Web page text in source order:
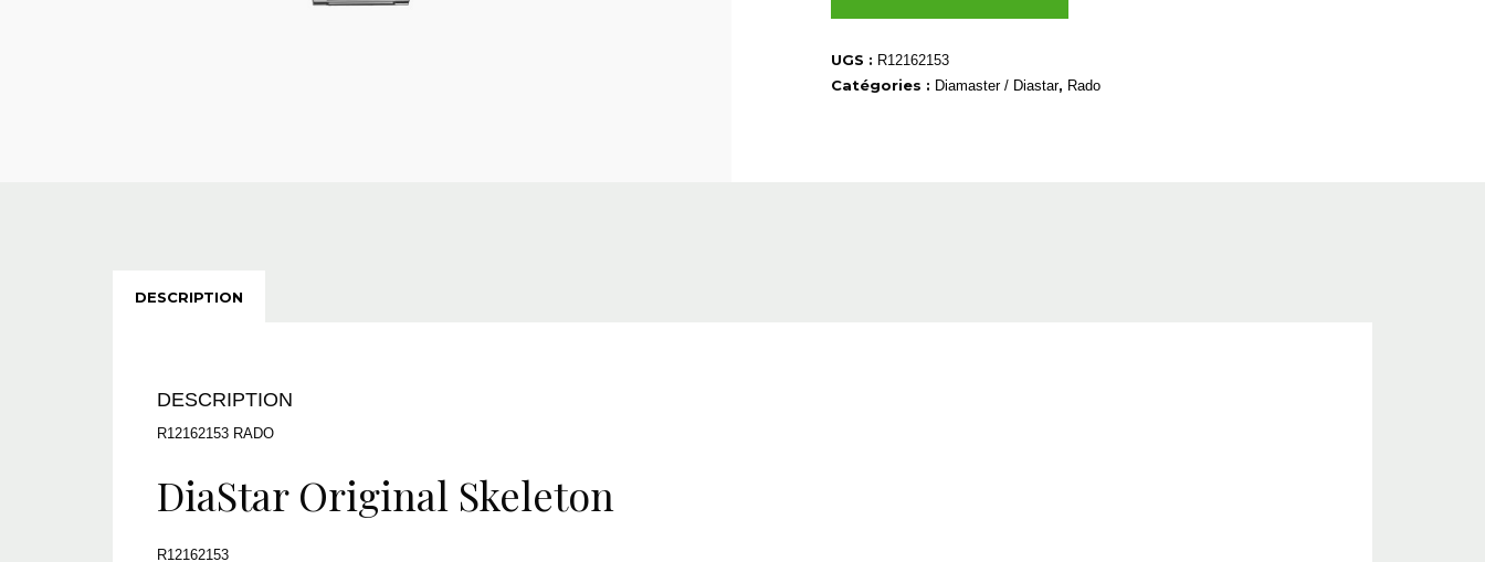
R12162153
UGS : R12162153
Catégories : Diamaster / Diastar, Rado
DESCRIPTION
DESCRIPTION
R12162153 RADO
DiaStar Original Skeleton
R12162153